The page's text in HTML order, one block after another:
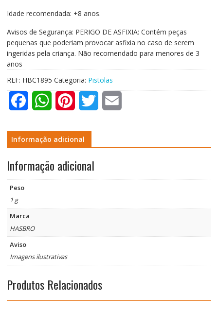
Idade recomendada: +8 anos.
Avisos de Segurança: PERIGO DE ASFIXIA: Contém peças
pequenas que poderiam provocar asfixia no caso de serem
ingeridas pela criança. Não recomendado para menores de 3
anos
REF: HBC1895 Categoria: Pistolas
c
b
o
k
W
a
s
p
n
t
e
s
t
l
Informação adicional
Informação adicional
Peso
1 g
Marca
HASBRO
Aviso
Imagens ilustrativas
Produtos Relacionados